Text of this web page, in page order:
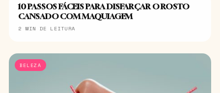
MAQUIAGEM
10 PASSOS FÁCEIS PARA DISFARÇAR O ROSTO
CANSADO COM MAQUIAGEM
2 MIN DE LEITURA
BELEZA